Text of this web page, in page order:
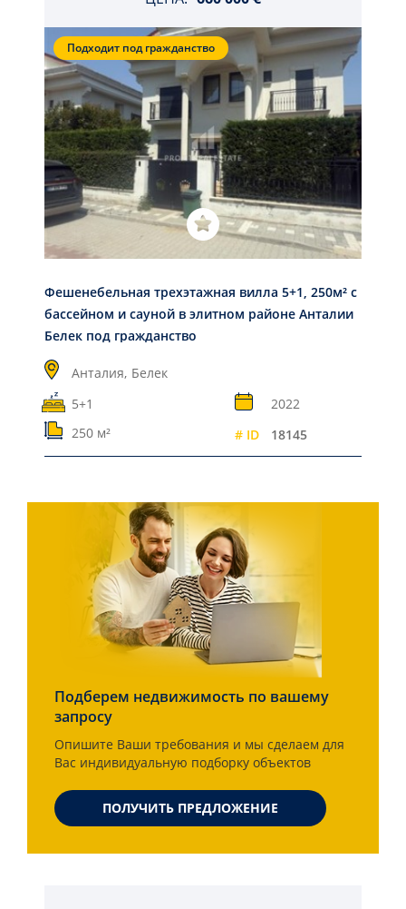
Подходит под гражданство
Фешенебельная трехэтажная вилла 5+1, 250м² с
бассейном и сауной в элитном районе Анталии
Белек под гражданство
Анталия, Белек
5+1
2022
250 м²
# ID 18145
Подберем недвижимость по вашему
запросу
Опишите Ваши требования и мы сделаем для
Вас индивидуальную подборку объектов
ПОЛУЧИТЬ ПРЕДЛОЖЕНИЕ